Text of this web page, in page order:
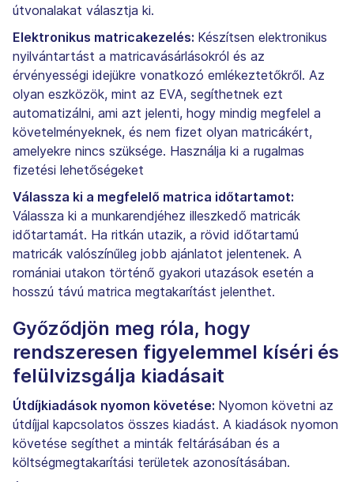
útvonalakat választja ki.
Elektronikus matricakezelés: Készítsen elektronikus
nyilvántartást a matricavásárlásokról és az
érvényességi idejükre vonatkozó emlékeztetőkről. Az
olyan eszközök, mint az EVA, segíthetnek ezt
automatizálni, ami azt jelenti, hogy mindig megfelel a
követelményeknek, és nem fizet olyan matricákért,
amelyekre nincs szüksége. Használja ki a rugalmas
fizetési lehetőségeket
Válassza ki a megfelelő matrica időtartamot:
Válassza ki a munkarendjéhez illeszkedő matricák
időtartamát. Ha ritkán utazik, a rövid időtartamú
matricák valószínűleg jobb ajánlatot jelentenek. A
romániai utakon történő gyakori utazások esetén a
hosszú távú matrica megtakarítást jelenthet.
Győződjön meg róla, hogy
rendszeresen figyelemmel kíséri és
felülvizsgálja kiadásait
Útdíjkiadások nyomon követése: Nyomon követni az
útdíjjal kapcsolatos összes kiadást. A kiadások nyomon
követése segíthet a minták feltárásában és a
költségmegtakarítási területek azonosításában.